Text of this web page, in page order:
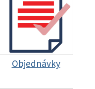
Objednávky